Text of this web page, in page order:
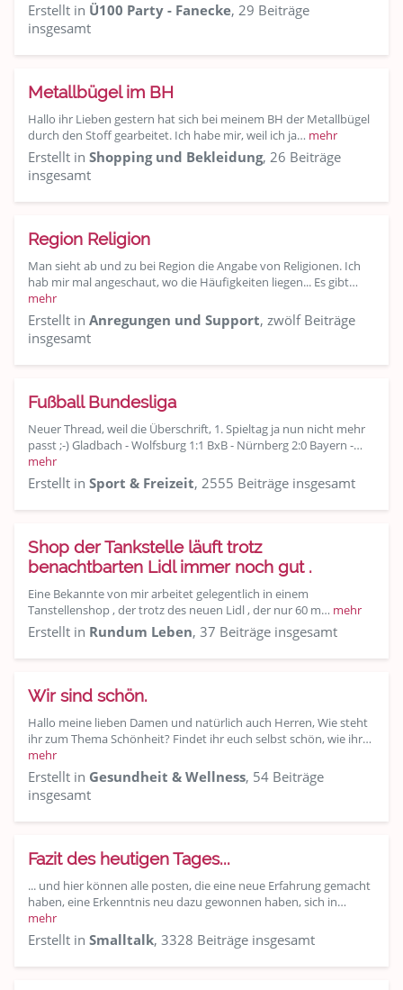
Erstellt in Ü100 Party - Fanecke, 29 Beiträge
insgesamt
Metallbügel im BH
Hallo ihr Lieben gestern hat sich bei meinem BH der Metallbügel
durch den Stoff gearbeitet. Ich habe mir, weil ich ja… mehr
Erstellt in Shopping und Bekleidung, 26 Beiträge
insgesamt
Region Religion
Man sieht ab und zu bei Region die Angabe von Religionen. Ich
hab mir mal angeschaut, wo die Häufigkeiten liegen... Es gibt…
mehr
Erstellt in Anregungen und Support, zwölf Beiträge
insgesamt
Fußball Bundesliga
Neuer Thread, weil die Überschrift, 1. Spieltag ja nun nicht mehr
passt ;-) Gladbach - Wolfsburg 1:1 BxB - Nürnberg 2:0 Bayern -…
mehr
Erstellt in Sport & Freizeit, 2555 Beiträge insgesamt
Shop der Tankstelle läuft trotz
benachtbarten Lidl immer noch gut .
Eine Bekannte von mir arbeitet gelegentlich in einem
Tanstellenshop , der trotz des neuen Lidl , der nur 60 m… mehr
Erstellt in Rundum Leben, 37 Beiträge insgesamt
Wir sind schön.
Hallo meine lieben Damen und natürlich auch Herren, Wie steht
ihr zum Thema Schönheit? Findet ihr euch selbst schön, wie ihr…
mehr
Erstellt in Gesundheit & Wellness, 54 Beiträge
insgesamt
Fazit des heutigen Tages...
... und hier können alle posten, die eine neue Erfahrung gemacht
haben, eine Erkenntnis neu dazu gewonnen haben, sich in…
mehr
Erstellt in Smalltalk, 3328 Beiträge insgesamt